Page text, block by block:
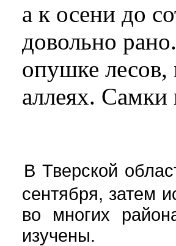
а к осени до
довольно
опушке лесов,
аллеях.
В Тверской
сентября, затем
во многих
изучены.